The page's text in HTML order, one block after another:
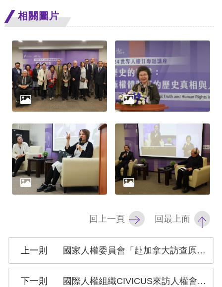
相關圖片
回上一頁 回最上面
國家人權委員會「赴加拿大訪查原住民族人權議題」出國報告
國際人權組織CIVICUS來訪人權會 共同關切亞洲緊縮中的公民空間